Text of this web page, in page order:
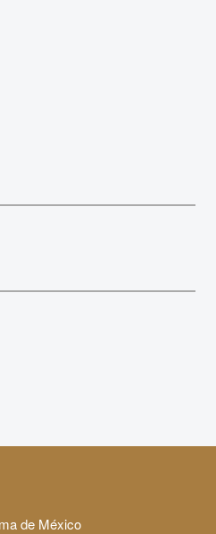
de México